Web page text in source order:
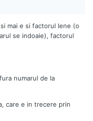
mai e si factorul lene (o
se indoaie), factorul
numarul de la
care e in trecere prin